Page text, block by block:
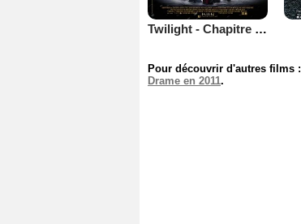
Twilight - Chapitre 5 : Révélation 2e partie
Pour découvrir d'autres films :
Drame en 2011.